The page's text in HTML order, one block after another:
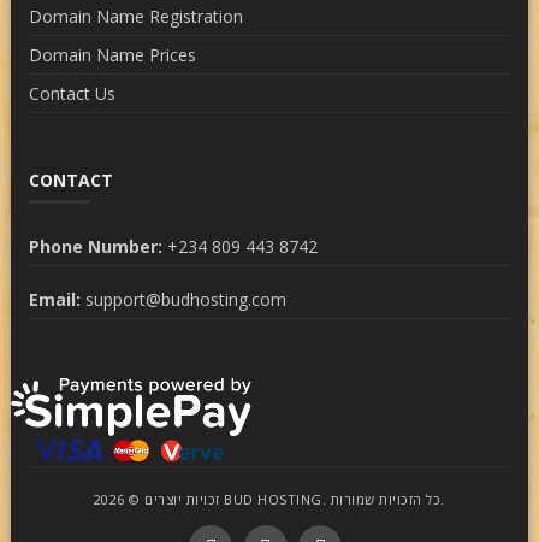
Domain Name Registration
Domain Name Prices
Contact Us
CONTACT
Phone Number: +234 809 443 8742
Email: support@budhosting.com